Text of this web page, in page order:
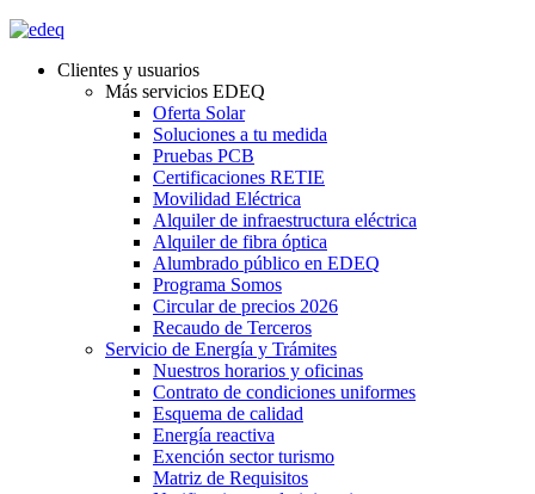
Clientes y usuarios
Más servicios EDEQ
Oferta Solar
Soluciones a tu medida
Pruebas PCB
Certificaciones RETIE
Movilidad Eléctrica
Alquiler de infraestructura eléctrica
Alquiler de fibra óptica
Alumbrado público en EDEQ
Programa Somos
Circular de precios 2026
Recaudo de Terceros
Servicio de Energía y Trámites
Nuestros horarios y oficinas
Contrato de condiciones uniformes
Esquema de calidad
Energía reactiva
Exención sector turismo
Matriz de Requisitos